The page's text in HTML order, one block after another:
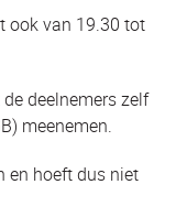
ook van 19.30 tot
deelnemers zelf
meenemen.
en hoeft dus niet